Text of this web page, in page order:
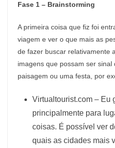
Fase 1 – Brainstorming
A primeira coisa que fiz foi
viagem e ver o que mais as
de fazer buscar relativamente
imagens que possam ser
paisagem ou uma festa, por
Virtualtourist.com – Eu
principalmente para
coisas. É possível ver
quais as cidades mais